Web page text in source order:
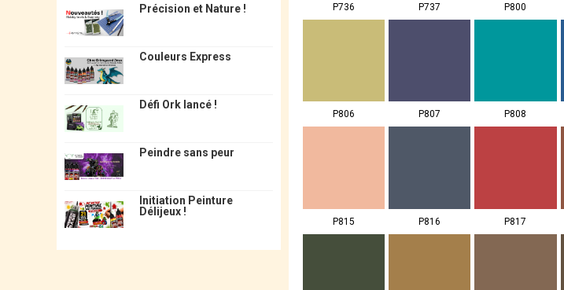
Précision et Nature !
Couleurs Express
Défi Ork lancé !
Peindre sans peur
Initiation Peinture
Délijeux !
P736 P737 P800
P806 P807 P808
P815 P816 P817